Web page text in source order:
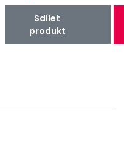
Sdílet
produkt